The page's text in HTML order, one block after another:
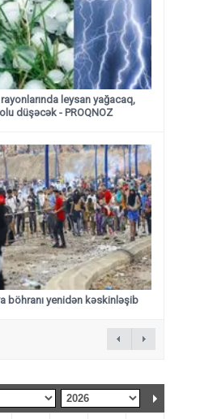
leysan yağacaq,
düşəcək - PROQNOZ
böhranı yenidən kəskinləşib